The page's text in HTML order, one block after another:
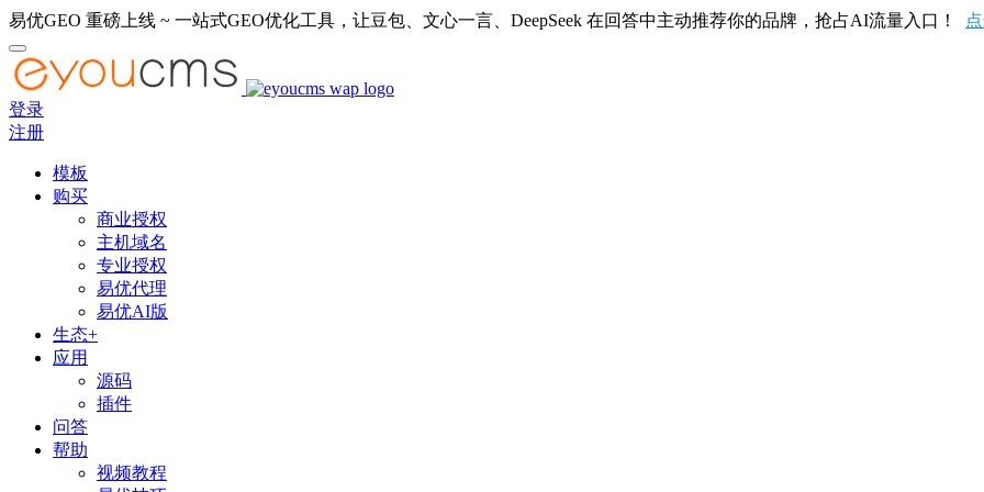
易优GEO 重磅上线 ~ 一站式GEO优化工具，让豆包、文心一言、DeepSeek 在回答中主动推荐你的品牌，抢占AI流量入口！
登录
注册
模板
购买
商业授权
主机域名
专业授权
易优代理
易优AI版
生态+
应用
源码
插件
问答
帮助
视频教程